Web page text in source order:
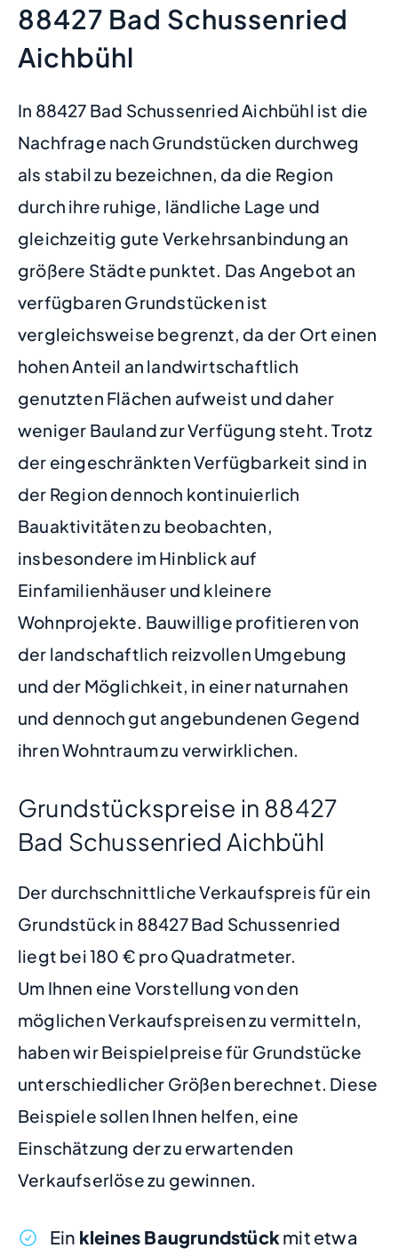
88427 Bad Schussenried
Aichbühl
In 88427 Bad Schussenried Aichbühl ist die
Nachfrage nach Grundstücken durchweg
als stabil zu bezeichnen, da die Region
durch ihre ruhige, ländliche Lage und
gleichzeitig gute Verkehrsanbindung an
größere Städte punktet. Das Angebot an
verfügbaren Grundstücken ist
vergleichsweise begrenzt, da der Ort einen
hohen Anteil an landwirtschaftlich
genutzten Flächen aufweist und daher
weniger Bauland zur Verfügung steht. Trotz
der eingeschränkten Verfügbarkeit sind in
der Region dennoch kontinuierlich
Bauaktivitäten zu beobachten,
insbesondere im Hinblick auf
Einfamilienhäuser und kleinere
Wohnprojekte. Bauwillige profitieren von
der landschaftlich reizvollen Umgebung
und der Möglichkeit, in einer naturnahen
und dennoch gut angebundenen Gegend
ihren Wohntraum zu verwirklichen.
Grundstückspreise in 88427
Bad Schussenried Aichbühl
Der durchschnittliche Verkaufspreis für ein
Grundstück in 88427 Bad Schussenried
liegt bei 180 € pro Quadratmeter.
Um Ihnen eine Vorstellung von den
möglichen Verkaufspreisen zu vermitteln,
haben wir Beispielpreise für Grundstücke
unterschiedlicher Größen berechnet. Diese
Beispiele sollen Ihnen helfen, eine
Einschätzung der zu erwartenden
Verkaufserlöse zu gewinnen.
Ein kleines Baugrundstückmit etwa